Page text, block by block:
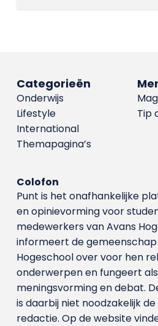
Tip
Categorieën
Onderwijs
Lifestyle
International
Themapagina’s
Colofon
Punt is het onafhankelijke
en opinievorming voor
medewerkers van Avans
informeert de gemeenschap
Hogeschool over voor hen
onderwerpen en fungeert
meningsvorming en debat.
is daarbij niet noodzakelijk
redactie. Op de website